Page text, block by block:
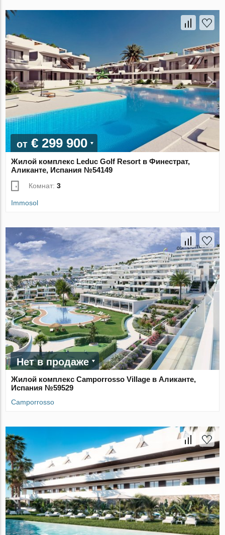
от € 299 900
Жилой комплекс Leduc Golf Resort в Финестрат,
Аликанте, Испания №54149
Комнат:3
Immosol
Нет в продаже
Жилой комплекс Camporrosso Village в Аликанте,
Испания №59529
Camporrosso